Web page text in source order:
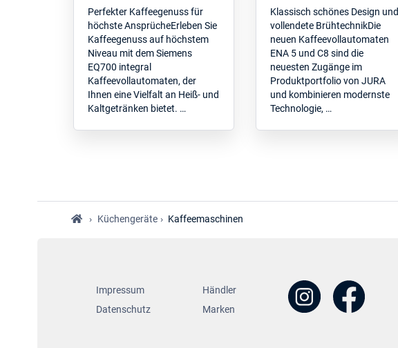
Perfekter Kaffeegenuss für
höchste AnsprücheErleben Sie
Kaffeegenuss auf höchstem
Niveau mit dem Siemens
EQ700 integral
Kaffeevollautomaten, der
Ihnen eine Vielfalt an Heiß- und
Kaltgetränken bietet. …
Klassisch schönes Design und
vollendete BrühtechnikDie
neuen Kaffeevollautomaten
ENA 5 und C8 sind die
neuesten Zugänge im
Produktportfolio von JURA
und kombinieren modernste
Technologie, …
› Küchengeräte › Kaffeemaschinen
Impressum
Datenschutz
Händler
Marken